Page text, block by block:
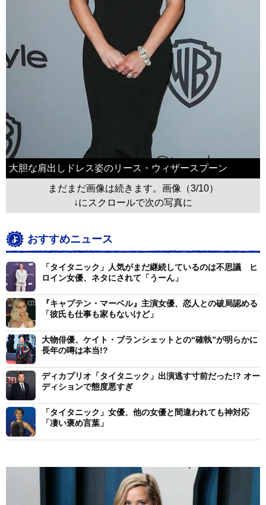
大胆な肩出しドレス姿のリース・ウィザースプーン
まだまだ画像は続きます。画像（3/10）
↓にスクロールで次の写真に
おすすめニュース
「タイタニック」人気がまだ継続しているのは不思議 ヒ
ロイン女優、ネタにされて「うーん」
『キャプテン・マーベル』主演女優、恋人との破局認める
「彼氏も仕事も家もないけど」
大物俳優、ケイト・ブランシェットとの“確執”が明らかに
長年の噂は本当!?
ディカプリオ「タイタニック」出演逃す寸前だった!? オー
ディションで態度悪すぎ
「タイタニック」女優、他の女優と間違われても神対応
「凄い褒め言葉」